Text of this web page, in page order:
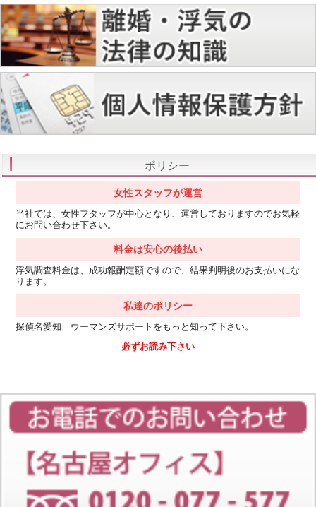
ポリシー
女性スタッフが運営
当社では、女性フタッフが中心となり、運営しておりますのでお気軽
にお問い合わせ下さい。
料金は安心の後払い
浮気調査料金は、成功報酬定額ですので、結果判明後のお支払いにな
ります。
私達のポリシー
探偵名愛知 ウーマンズサポートをもっと知って下さい。
必ずお読み下さい